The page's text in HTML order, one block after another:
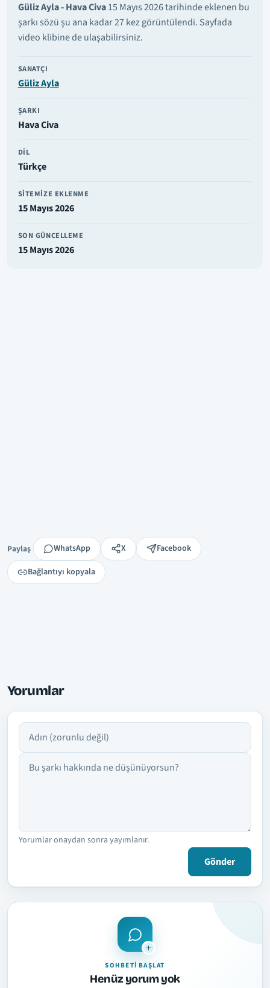
Güliz Ayla - Hava Civa15 Mayıs 2026 tarihinde eklenen bu
şarkı sözü şu ana kadar 27 kez görüntülendi. Sayfada
video klibine de ulaşabilirsiniz.
SANATÇI
Güliz Ayla
ŞARKI
Hava Civa
DIL
Türkçe
SITEMIZE EKLENME
15 Mayıs 2026
SON GÜNCELLEME
15 Mayıs 2026
Paylaş
Paylaş WhatsApp X
Facebook
Bağlantıyı kopyala
Yorumlar
Adın
Yorumun
Yorumlar onaydan sonra yayımlanır.
Gönder
SOHBETI BAŞLAT
Henüz yorum yok